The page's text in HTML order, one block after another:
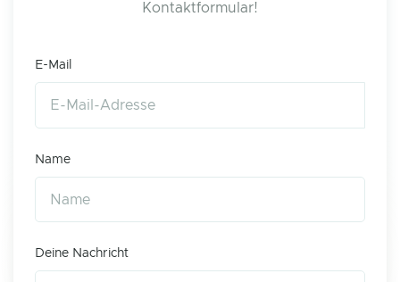
Kontaktformular!
E-Mail
Name
Deine Nachricht